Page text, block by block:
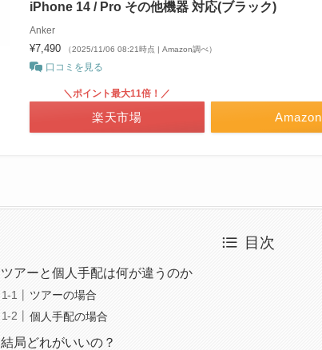
iPhone 14 / Pro その他機器 対応(ブラック)
Anker
¥7,490 （2025/11/06 08:21時点 | Amazon調べ）
口コミを見る
Amazon
＼ポイント最大11倍！／
楽天市場
目次
ツアーと個人手配は何が違うのか
ツアーの場合
個人手配の場合
結局どれがいいの？